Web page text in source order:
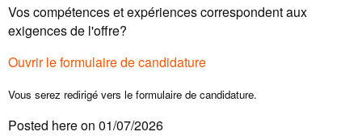
Vos compétences et expériences correspondent aux
exigences de l'offre?
Ouvrir le formulaire de candidature
Vous serez redirigé vers le formulaire de candidature.
Posted here on 01/07/2026